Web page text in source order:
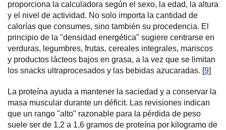
proporciona la calculadora según el sexo, la edad, la altura
y el nivel de actividad. No solo importa la cantidad de
calorías que consumes, sino también su procedencia. El
principio de la "densidad energética" sugiere centrarse en
verduras, legumbres, frutas, cereales integrales, mariscos
y productos lácteos bajos en grasa, a la vez que se limitan
los snacks ultraprocesados y las bebidas azucaradas. [9]
La proteína ayuda a mantener la saciedad y a conservar la
masa muscular durante un déficit. Las revisiones indican
que un rango "alto" razonable para la pérdida de peso
suele ser de 1,2 a 1,6 gramos de proteína por kilogramo de